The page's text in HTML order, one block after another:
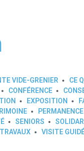
VIDE-GRENIER CE
CONFÉRENCE
EXPOSITION
SENIORS
TRAVAUX VISITE